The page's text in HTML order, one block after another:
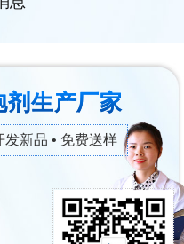
生产厂家
发新品 • 免费送样